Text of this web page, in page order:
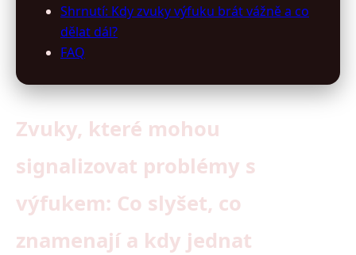
Shrnutí: Kdy zvuky výfuku brát vážně a co
dělat dál?
FAQ
Zvuky, které mohou
signalizovat problémy s
výfukem: Co slyšet, co
znamenají a kdy jednat